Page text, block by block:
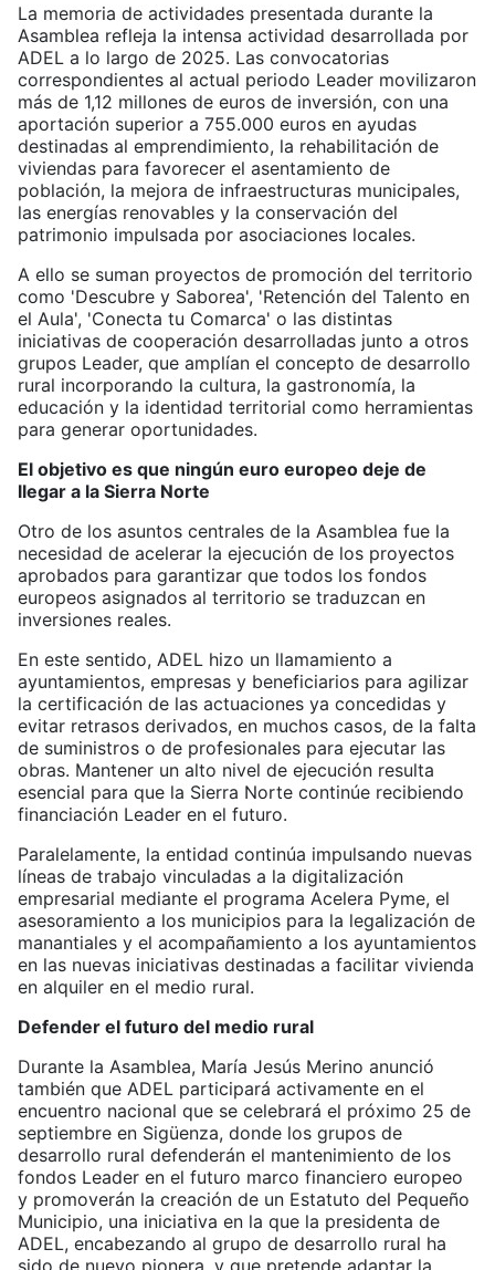
La memoria de actividades presentada durante la
Asamblea refleja la intensa actividad desarrollada por
ADEL a lo largo de 2025. Las convocatorias
correspondientes al actual periodo Leader movilizaron
más de 1,12 millones de euros de inversión, con una
aportación superior a 755.000 euros en ayudas
destinadas al emprendimiento, la rehabilitación de
viviendas para favorecer el asentamiento de
población, la mejora de infraestructuras municipales,
las energías renovables y la conservación del
patrimonio impulsada por asociaciones locales.
A ello se suman proyectos de promoción del territorio
como 'Descubre y Saborea', 'Retención del Talento en
el Aula', 'Conecta tu Comarca' o las distintas
iniciativas de cooperación desarrolladas junto a otros
grupos Leader, que amplían el concepto de desarrollo
rural incorporando la cultura, la gastronomía, la
educación y la identidad territorial como herramientas
para generar oportunidades.
El objetivo es que ningún euro europeo deje de
llegar a la Sierra Norte
Otro de los asuntos centrales de la Asamblea fue la
necesidad de acelerar la ejecución de los proyectos
aprobados para garantizar que todos los fondos
europeos asignados al territorio se traduzcan en
inversiones reales.
En este sentido, ADEL hizo un llamamiento a
ayuntamientos, empresas y beneficiarios para agilizar
la certificación de las actuaciones ya concedidas y
evitar retrasos derivados, en muchos casos, de la falta
de suministros o de profesionales para ejecutar las
obras. Mantener un alto nivel de ejecución resulta
esencial para que la Sierra Norte continúe recibiendo
financiación Leader en el futuro.
Paralelamente, la entidad continúa impulsando nuevas
líneas de trabajo vinculadas a la digitalización
empresarial mediante el programa Acelera Pyme, el
asesoramiento a los municipios para la legalización de
manantiales y el acompañamiento a los ayuntamientos
en las nuevas iniciativas destinadas a facilitar vivienda
en alquiler en el medio rural.
Defender el futuro del medio rural
Durante la Asamblea, María Jesús Merino anunció
también que ADEL participará activamente en el
encuentro nacional que se celebrará el próximo 25 de
septiembre en Sigüenza, donde los grupos de
desarrollo rural defenderán el mantenimiento de los
fondos Leader en el futuro marco financiero europeo
y promoverán la creación de un Estatuto del Pequeño
Municipio, una iniciativa en la que la presidenta de
ADEL, encabezando al grupo de desarrollo rural ha
sido de nuevo pionera, y que pretende adaptar la